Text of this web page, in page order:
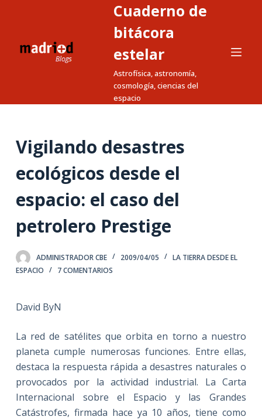
a
e
o
Cuaderno de
bitácora
estelar
Astrofísica, astronomía,
cosmología, ciencias del
espacio
Vigilando desastres
ecológicos desde el
espacio: el caso del
petrolero Prestige
ADMINISTRADOR CBE 2009/04/05
LA TIERRA DESDE EL
ESPACIO
7 COMENTARIOS
David ByN
La red de satélites que orbita en torno a nuestro
planeta cumple numerosas funciones. Entre ellas,
destaca la respuesta rápida a desastres naturales o
provocados por la actividad industrial. La Carta
Internacional sobre el Espacio y las Grandes
Catástrofes, firmada hace ya 10 años, tiene como